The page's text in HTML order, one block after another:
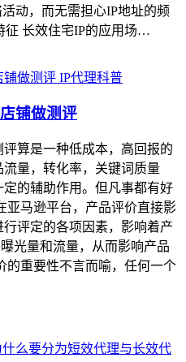
动，而无需担心IP地址的频
征 长效住宅IP的应用场…
IP代理科普
铺做测评
算是一种低成本，高回报的
量，转化率，关键词质量
的辅助作用。但凡事都有好
亚马逊平台，产品评价直接影
评定的各项因素，影响着产
光量和流量，从而影响产品
的重要性不言而喻，任何一个